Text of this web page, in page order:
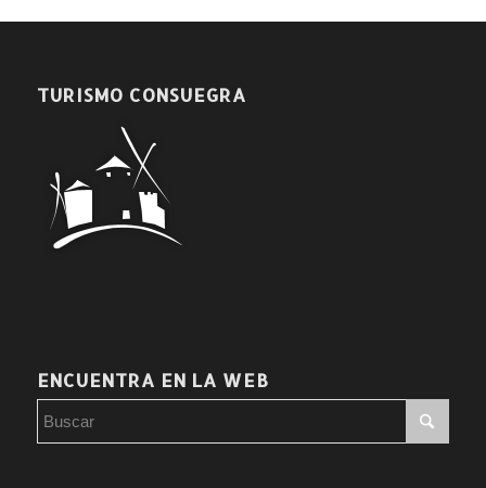
TURISMO CONSUEGRA
ENCUENTRA EN LA WEB